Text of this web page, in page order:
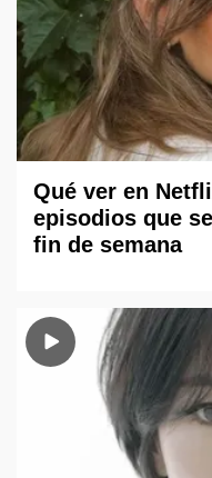
Qué ver en
episodios que
fin de semana